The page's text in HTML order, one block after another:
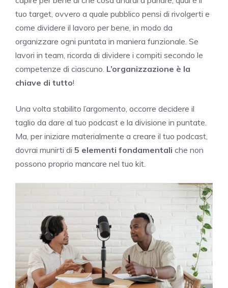
tuo target, ovvero a quale pubblico pensi di rivolgerti e
come dividere il lavoro per bene, in modo da
organizzare ogni puntata in maniera funzionale. Se
lavori in team, ricorda di dividere i compiti secondo le
competenze di ciascuno. L’organizzazione è la
chiave di tutto!
Una volta stabilito l’argomento, occorre decidere il
taglio da dare al tuo podcast e la divisione in puntate.
Ma, per iniziare materialmente a creare il tuo podcast,
dovrai munirti di 5 elementi fondamentali che non
possono proprio mancare nel tuo kit.